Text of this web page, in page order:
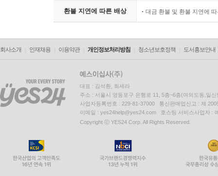
환불 지연에 따른 배상 대금 환불 및 환불 지연에
회사소개 인재채용 이용약관 개인정보처리방침 청소년보호정책 도서홍보안내
대표 : 김석환, 최세라
주소 : 서울시 영등포구 은행로 11, 5층~6층(여의도동,일신
사업자등록번호 : 229-81-37000 통신판매업신고 : 제
이메일 : yes24help@yes24.com 호스팅 서비스사업자 :
Copyright ⓒ YES24 Corp. All Rights Reserved.